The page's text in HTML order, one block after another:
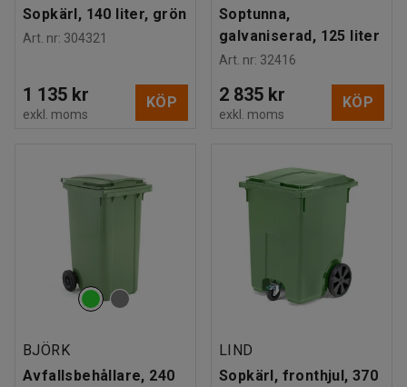
Sopkärl, 140 liter, grön
Art. nr: 304321
1 135 kr
exkl. moms
KÖP
Soptunna,
galvaniserad, 125 liter
Art. nr: 32416
2 835 kr
exkl. moms
KÖP
BJÖRK
Avfallsbehållare, 240
LIND
Sopkärl, fronthjul, 370